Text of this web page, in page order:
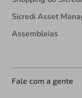
Sicredi Asset
Assembleias
Fale com a gente